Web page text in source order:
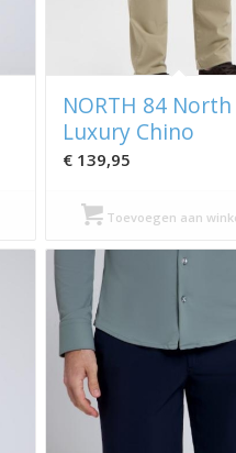
NORTH 84
Luxury Chino
€139,95
Toevoegen aan